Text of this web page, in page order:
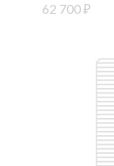
62 700₽